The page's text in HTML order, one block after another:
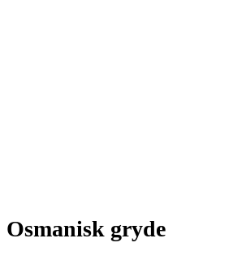
Osmanisk gryde